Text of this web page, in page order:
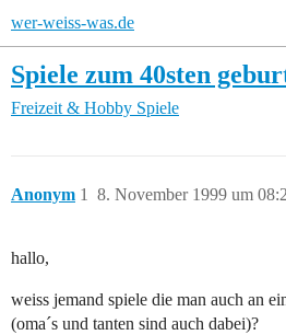
wer-weiss-was.de
Spiele zum 40sten
Freizeit & Hobby Spiele
Anonym 8. November 1999 um
1
hallo,
weiss jemand spiele die man auch an
(oma´s und tanten sind auch dabei)?